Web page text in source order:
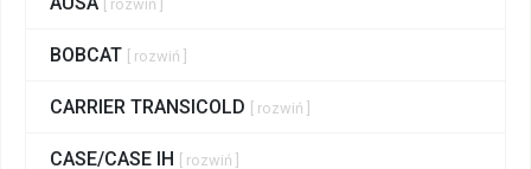
[ rozwiń ]
BOBCAT [ rozwiń ]
CARRIER TRANSICOLD [ rozwiń ]
CASE/CASE IH [ rozwiń ]